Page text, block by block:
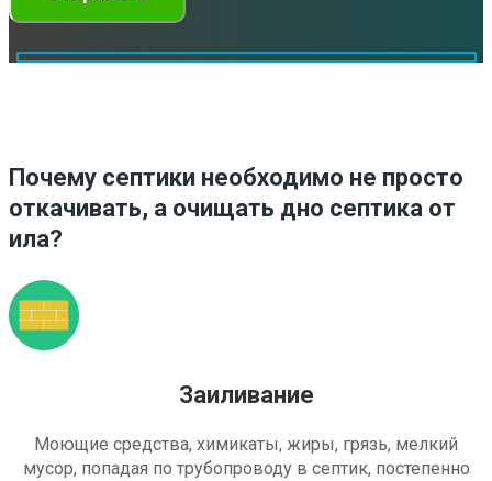
Почему септики необходимо не просто
откачивать, а очищать дно септика от
ила?
Заиливание
Моющие средства, химикаты, жиры, грязь, мелкий
мусор, попадая по трубопроводу в септик, постепенно